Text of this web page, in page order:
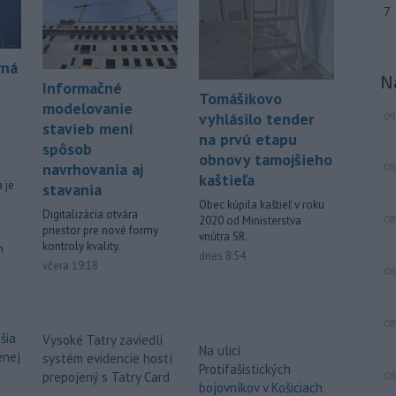
Oblastného strediska Horskej
záchrannej
služby (HZS) Malá Fatra
zasahovali za Kamenným závozom. Po
páde sa tam zranila 25-ročná
je
Informačné
modelovanie
stavieb mení
spôsob
navrhovania aj
stavania
Digitalizácia otvára
priestor pre nové formy
kontroly kvality.
včera 19:18
Vysoké Tatry zaviedli
systém evidencie hostí
prepojený s Tatry Card
Tomášikovo
vyhlásilo tender
na prvú etapu
obnovy tamojšieho
kaštieľa
Obec kúpila kaštieľ v roku
2020 od Ministerstva
vnútra SR.
dnes 8:54
Na ulici
Protifašistických
bojovníkov v Košiciach
7